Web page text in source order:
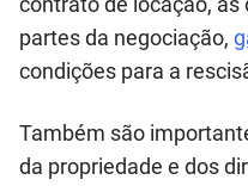
partes da negociação,
condições para a
Também são
da propriedade e dos